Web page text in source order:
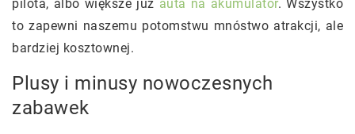
pilota, albo większe już auta na akumulator. Wszystko
to zapewni naszemu potomstwu mnóstwo atrakcji, ale
bardziej kosztownej.
Plusy i minusy nowoczesnych
zabawek